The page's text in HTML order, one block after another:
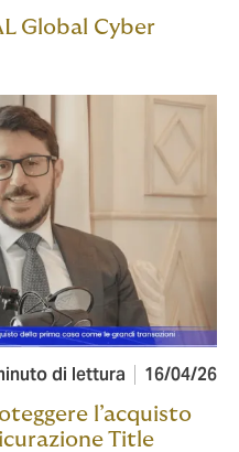
Global Cyber
di lettura 16/04/26
l’acquisto
Title